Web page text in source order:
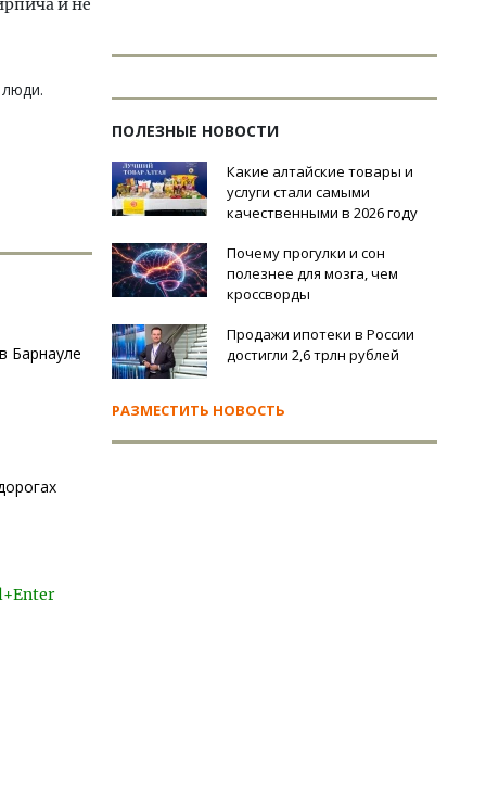
и не
Барнауле
ПОЛЕЗНЫЕ НОВОСТИ
Какие алтайские товары и
услуги стали самыми
качественными в 2026 году
Почему прогулки и сон
полезнее для мозга, чем
кроссворды
Продажи ипотеки в России
достигли 2,6 трлн рублей
РАЗМЕСТИТЬ НОВОСТЬ